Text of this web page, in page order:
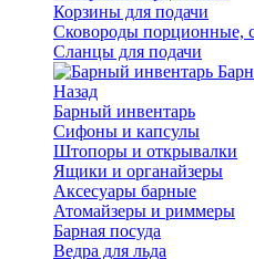
Корзины для подачи
Сковороды порционные,
Сланцы для подачи
Назад
Барный инвентарь
Сифоны и капсулы
Штопоры и открывалки
Ящики и органайзеры
Аксесуары барные
Атомайзеры и риммеры
Барная посуда
Ведра для льда